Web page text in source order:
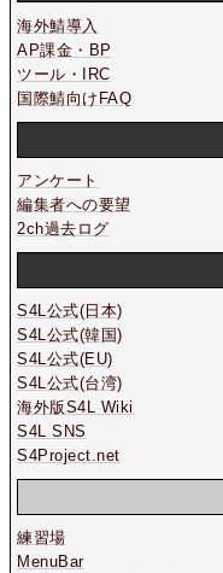
海外鯖導入
AP課金・BP
ツール・IRC
国際鯖向けFAQ
アンケート
編集者への要望
2ch過去ログ
S4L公式(日本)
S4L公式(韓国)
S4L公式(EU)
S4L公式(台湾)
海外版S4L Wiki
S4L SNS
S4Project.net
練習場
MenuBar